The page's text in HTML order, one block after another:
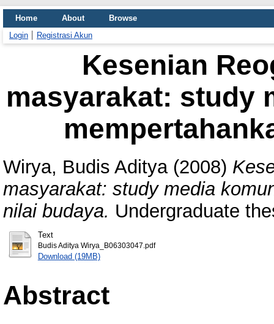
Home About
Browse
Login
Registrasi Akun
Kesenian
masyarakat: study
Wirya, Budis Aditya(2008)
masyarakat: study media
nilai budaya. Undergraduate
Text
Budis Aditya Wirya_B06303047.pdf
Download (19MB)
Abstract